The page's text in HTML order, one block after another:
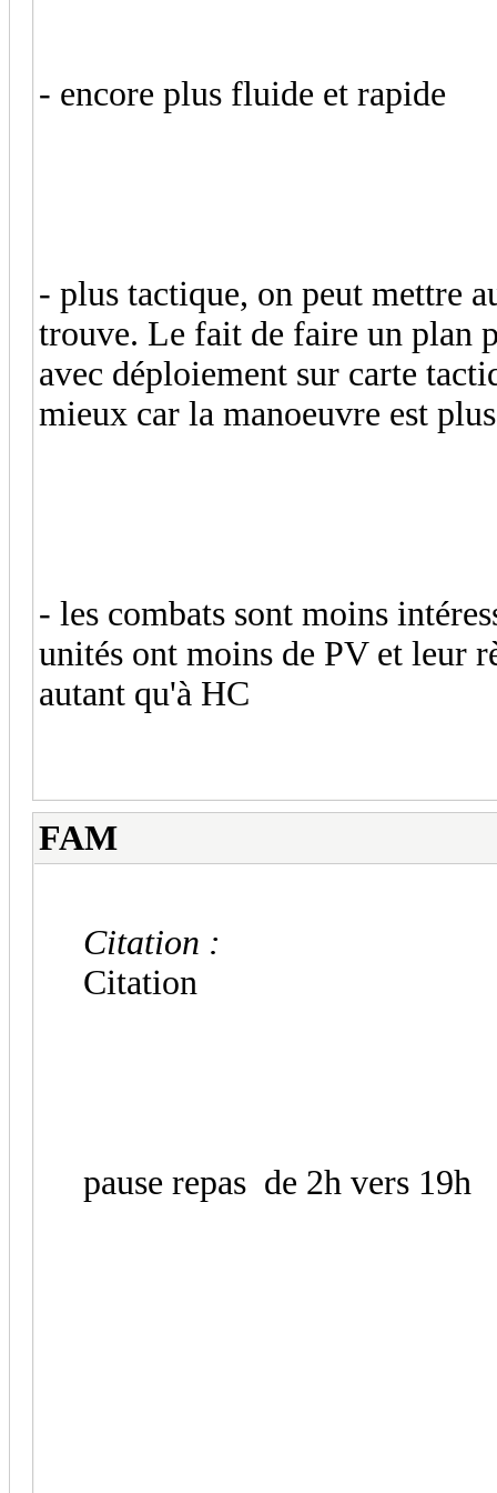
- encore plus fluide et rapide
- plus tactique, on peut mettre
trouve. Le fait de faire un plan
avec déploiement sur carte
mieux car la manoeuvre est
- les combats sont moins
unités ont moins de PV et leur
autant qu'à HC
FAM
Citation :
Citation
pause repas de 2h vers 19h